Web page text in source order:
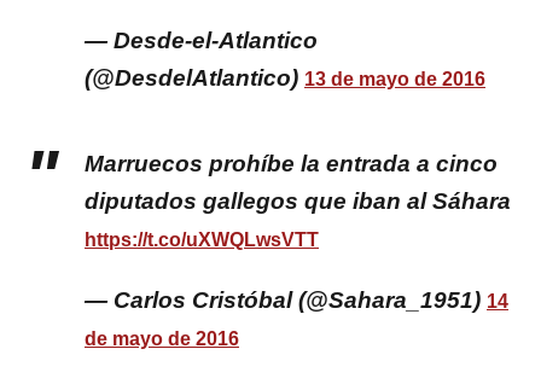
— Desde-el-Atlantico
(@DesdelAtlantico) 13 de mayo de 2016
Marruecos prohíbe la entrada a cinco
diputados gallegos que iban al Sáhara
https://t.co/uXWQLwsVTT
— Carlos Cristóbal (@Sahara_1951) 14
de mayo de 2016